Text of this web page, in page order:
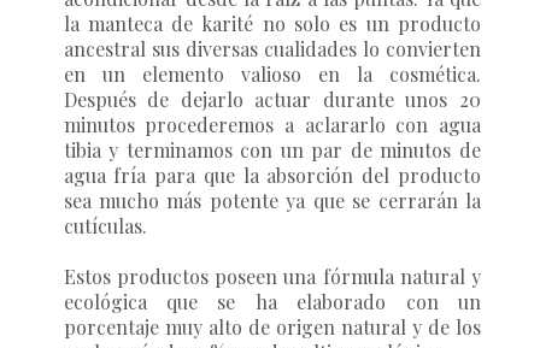
la manteca de karité no solo es un producto
ancestral sus diversas cualidades lo convierten
en un elemento valioso en la cosmética.
Después de dejarlo actuar durante unos 20
minutos procederemos a aclararlo con agua
tibia y terminamos con un par de minutos de
agua fría para que la absorción del producto
sea mucho más potente ya que se cerrarán la
cutículas.
Estos productos poseen una fórmula natural y
ecológica que se ha elaborado con un
porcentaje muy alto de origen natural y de los